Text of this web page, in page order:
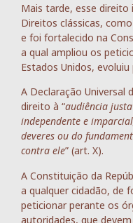
Mais tarde, esse direito
Direitos clássicas,
e foi fortalecido na
a qual ampliou os
Estados Unidos,
A Declaração Universal
direito à “audiência
independente e
deveres ou do
contra ele” (art. X).
A Constituição da
a qualquer cidadão, de
peticionar perante os
autoridades, que